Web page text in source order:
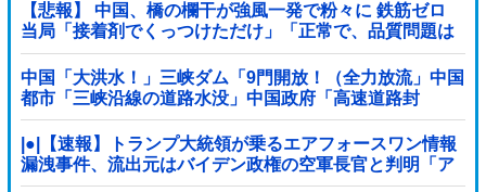
【悲報】 中国、橋の欄干が強風一発で粉々に 鉄筋ゼロ
当局「接着剤でくっつけただけ」「正常で、品質問題は
ない」
中国「大洪水！」三峡ダム「9門開放！（全力放流」中国
都市「三峡沿線の道路水没」中国政府「高速道路封
鎖！」中国ダム「緊急放流に合わせて開門（土砂崩れ発
生」→
|●|【速報】トランプ大統領が乗るエアフォースワン情報
漏洩事件、流出元はバイデン政権の空軍長官と判明「ア
クセス権を取り消す」